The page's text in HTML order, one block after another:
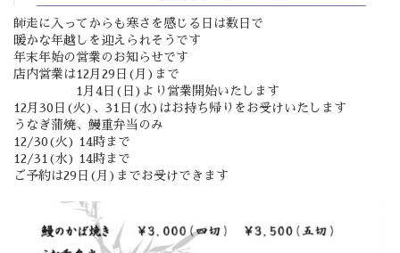
師走に入ってからも寒さを感じる日は数日で
暖かな年越しを迎えられそうです
年末年始の営業のお知らせです
店内営業は12月29日(月)まで
1月4日(日)より営業開始いたします
12月30日(火)、31日(水)はお持ち帰りをお受けいたします
うなぎ蒲焼、鰻重弁当のみ
12/30(火) 14時まで
12/31(水) 14時まで
ご予約は29日(月)までお受けできます